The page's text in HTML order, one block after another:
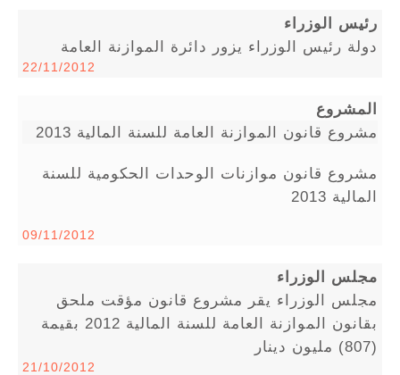
رئيس الوزراء
دولة رئيس الوزراء يزور دائرة الموازنة العامة
22/11/2012
المشروع
مشروع قانون الموازنة العامة للسنة المالية 2013
مشروع قانون موازنات الوحدات الحكومية للسنة
المالية 2013
09/11/2012
مجلس الوزراء
مجلس الوزراء يقر مشروع قانون مؤقت ملحق
بقانون الموازنة العامة للسنة المالية 2012 بقيمة
(807) مليون دينار
21/10/2012